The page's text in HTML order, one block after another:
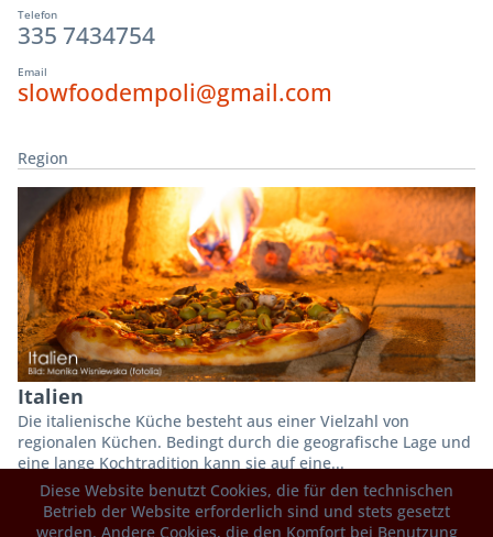
Telefon
335 7434754
Email
slowfoodempoli@gmail.com
Region
Italien
Die italienische Küche besteht aus einer Vielzahl von
regionalen Küchen. Bedingt durch die geografische Lage und
eine lange Kochtradition kann sie auf eine...
Region
Diese Website benutzt Cookies, die für den technischen
Betrieb der Website erforderlich sind und stets gesetzt
werden. Andere Cookies, die den Komfort bei Benutzung